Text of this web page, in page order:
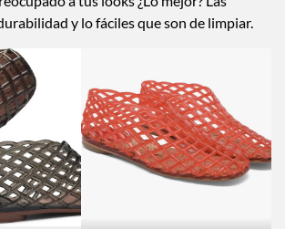
y Sviaklque tienen esa estética
que tanto amamos. Son la opción
días de lluvia en la ciudad o para darle un
a tus looks ¿Lo mejor? Las
y lo fáciles que son de limpiar.